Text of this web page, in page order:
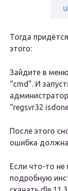
Тогда
этого:
Зайдите в меню
“cmd”. И
“regsvr32
После этого
ошибка
Если что-то не
подробную